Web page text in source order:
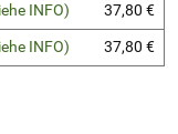
INFO)
37,80 €
INFO) 37,80 €